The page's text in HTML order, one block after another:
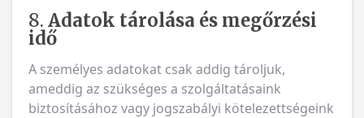
8. Adatok tárolása és megőrzési
idő
A személyes adatokat csak addig tároljuk,
ameddig az szükséges a szolgáltatásaink
biztosításához vagy jogszabályi kötelezettségeink